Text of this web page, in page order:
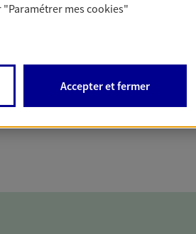
"Paramétrer mescookies"
Accepter et fermer